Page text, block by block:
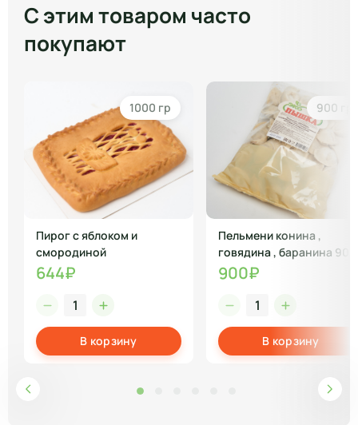
С этим товаром часто
покупают
1000 гр
Пирог с яблоком и
смородиной
644₽
В корзину
900 гр
Пельмени конина ,
говядина , баранина 900
гр
900₽
В корзину